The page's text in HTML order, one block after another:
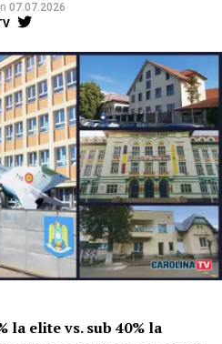
07.07.2026
la elite vs. sub 40% la